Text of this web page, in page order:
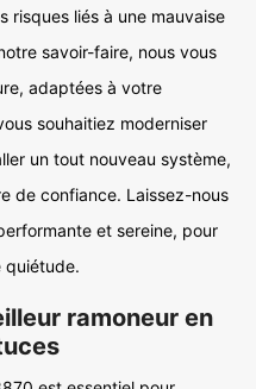
risques liés à une mauvaise
savoir-faire, nous vous
adaptées à votre
souhaitiez moderniser
un tout nouveau système,
de confiance. Laissez-nous
et sereine, pour
quiétude.
ramoneur en